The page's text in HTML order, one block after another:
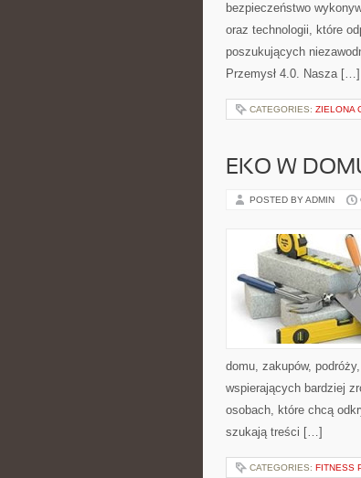
bezpieczeństwo
oraz technologii, które
poszukujących
Przemysł 4.0. Nasza […]
CATEGORIES: ZIELONA
EKO W
POSTED BY ADMIN
domu, zakupów,
wspierających bardziej
osobach, które chcą
szukają treści […]
CATEGORIES: FITNESS